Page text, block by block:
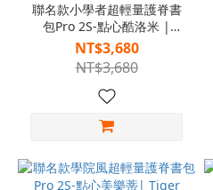
聯名款小學者超輕量護脊書
包Pro 2S-點心酷洛米 |
Tiger Family
NT$3,680
NT$3,680